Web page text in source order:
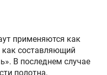
применяются как
как составляющий
В последнем случае
полотна,